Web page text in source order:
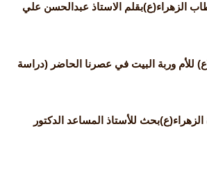
الزهراء(ع)بقلم الاستاذ عبدالحسن علي
للأم وربة البيت في عصرنا الحاضر (دراسة
للأستاذ المساعد الدكتور